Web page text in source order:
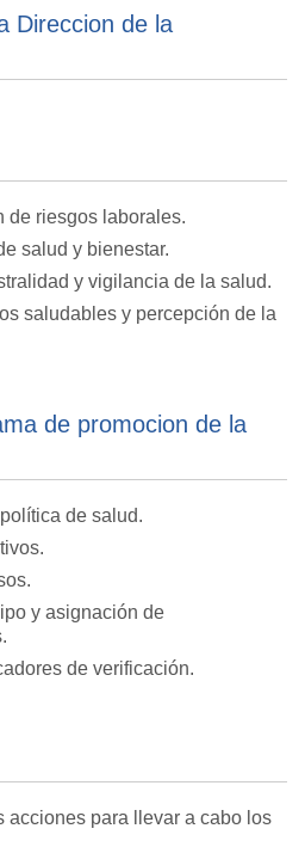
Direccion de la
de riesgos laborales.
salud y bienestar.
y vigilancia de la salud.
saludables y percepción de la
de promocion de la
de salud.
y asignación de
de verificación.
acciones para llevar a cabo los